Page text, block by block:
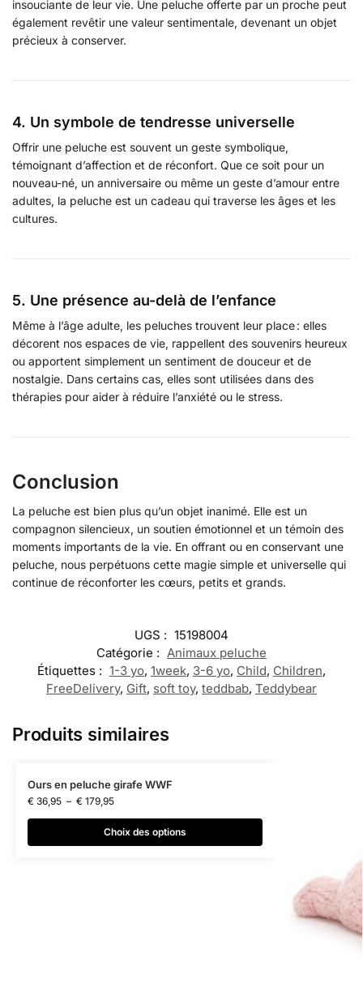
insouciante de leur vie. Une peluche offerte par un proche peut
également revêtir une valeur sentimentale, devenant un objet
précieux à conserver.
4. Un symbole de tendresse universelle
Offrir une peluche est souvent un geste symbolique,
témoignant d’affection et de réconfort. Que ce soit pour un
nouveau-né, un anniversaire ou même un geste d’amour entre
adultes, la peluche est un cadeau qui traverse les âges et les
cultures.
5. Une présence au-delà de l’enfance
Même à l’âge adulte, les peluches trouvent leur place : elles
décorent nos espaces de vie, rappellent des souvenirs heureux
ou apportent simplement un sentiment de douceur et de
nostalgie. Dans certains cas, elles sont utilisées dans des
thérapies pour aider à réduire l’anxiété ou le stress.
Conclusion
La peluche est bien plus qu’un objet inanimé. Elle est un
compagnon silencieux, un soutien émotionnel et un témoin des
moments importants de la vie. En offrant ou en conservant une
peluche, nous perpétuons cette magie simple et universelle qui
continue de réconforter les cœurs, petits et grands.
UGS : 15198004
Catégorie : Animaux peluche
Étiquettes : 1-3 yo, 1week, 3-6 yo, Child, Children,
FreeDelivery, Gift, soft toy, teddbab, Teddybear
Produits similaires
Ours en peluche girafe WWF
€36,95 – €179,95
Choix des options